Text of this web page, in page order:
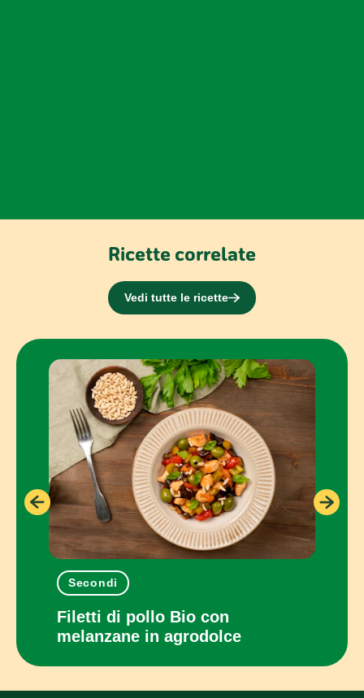
Ricette correlate
Vedi tutte le ricette
Secondi
Filetti di pollo Bio con
melanzane in agrodolce